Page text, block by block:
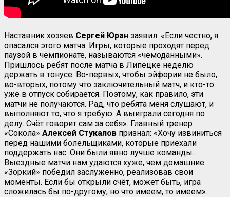
Наставник хозяев Сергей Юран заявил: «Если честно, я
опасался этого матча. Игры, которые проходят перед
паузой в чемпионате, называются «чемоданными».
Пришлось ребят после матча в Липецке неделю
держать в тонусе. Во-первых, чтобы эйфории не было,
во-вторых, потому что заключительный матч, и кто-то
уже в отпуск собирается. Поэтому, как правило, эти
матчи не получаются. Рад, что ребята меня слушают, и
выполняют то, что я требую. А выиграли сегодня по
делу. Счёт говорит сам за себя». Главный тренер
«Сокола» Алексей Стукалов признал: «Хочу извиниться
перед нашими болельщиками, которые приехали
поддержать нас. Они были явно лучше команды.
Выездные матчи нам удаются хуже, чем домашние.
«Зоркий» победил заслуженно, реализовав свои
моменты. Если бы открыли счёт, может быть, игра
сложилась бы по-другому, но что имеем, то имеем».